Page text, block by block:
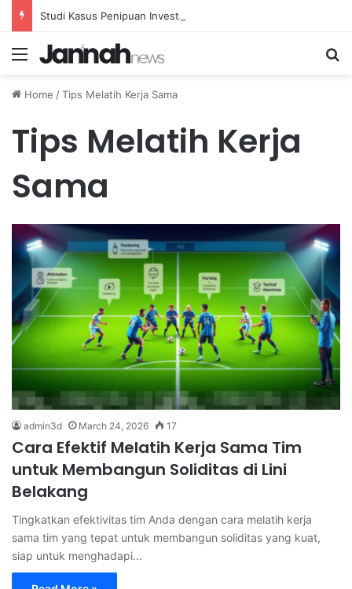
Menu
Home /Tips Melatih Kerja Sama
Tips Melatih Kerja
Sama
admin3d March 24, 2026 17
Cara Efektif Melatih Kerja Sama Tim
untuk Membangun Soliditas di Lini
Belakang
Tingkatkan efektivitas tim Anda dengan cara melatih kerja
sama tim yang tepat untuk membangun soliditas yang kuat,
siap untuk menghadapi…